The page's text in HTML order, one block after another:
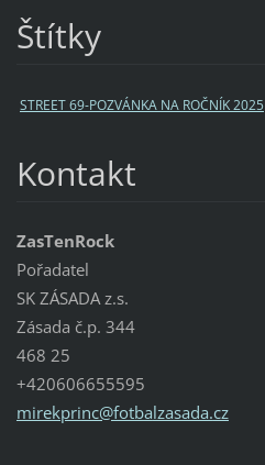
Štítky
STREET 69-POZVÁNKA NA ROČNÍK 2025
Kontakt
ZasTenRock
Pořadatel
SK ZÁSADA z.s.
Zásada č.p. 344
468 25
+420606655595
mirekprinc@fotbalzasada.cz